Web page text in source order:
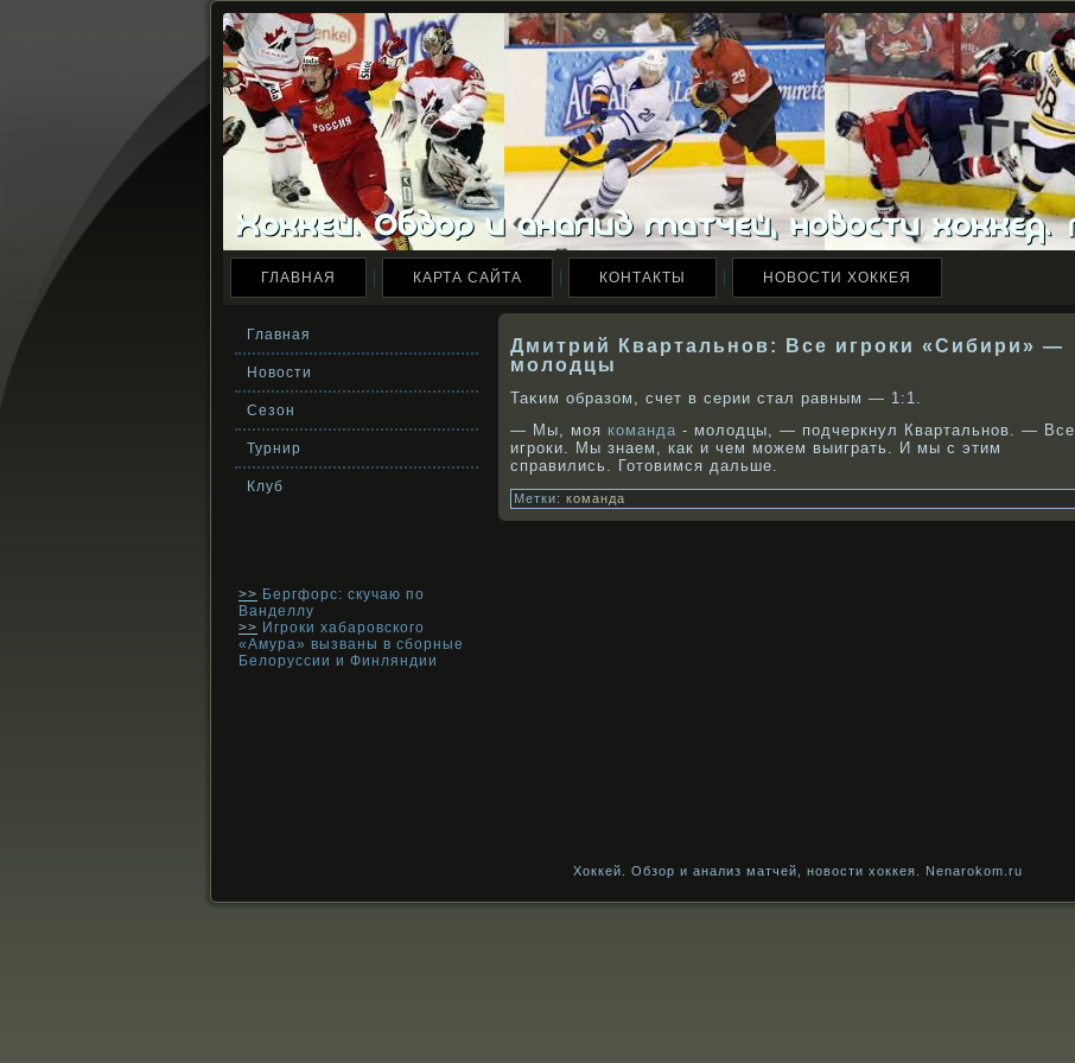
ГЛАВНАЯ КАРТА САЙТА КОНТАКТЫ НОВОСТИ ХОККЕЯ
Главная
Новости
Сезон
Турнир
Клуб
>> Бергфорс: скучаю по
Ванделлу
>> Игроки хабаровского
«Амура» вызваны в сборные
Белоруссии и Финляндии
Дмитрий Квартальнов: Все игроки «Сибири» —
молодцы
Таκим образом, счет в серии стал равным — 1:1.
— Мы, моя команда - молодцы, — подчеркнул Квартальнов. — Все
игроки. Мы знаем, как и чем можем выиграть. И мы с этим
справились. Готовимся дальше.
Метки: команда
Хоккей. Обзор и анализ матчей, новости хоккея. Nenarokom.ru